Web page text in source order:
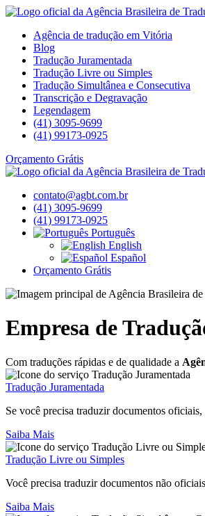
Agência de tradução em Vitória
Blog
Tradução Juramentada
Tradução Livre ou Simples
Tradução Simultânea e Consecutiva
Transcrição e Degravação
Legendagem
(41) 3095-9699
(41) 99173-0925
Orçamento Grátis
contato@agbt.com.br
(41) 3095-9699
(41) 99173-0925
Português
English
Español
Orçamento Grátis
Empresa de
Com traduções rápidas e de qualidade a
Tradução Juramentada
Se você precisa traduzir documentos
Saiba Mais
Tradução Livre ou Simples
Você precisa traduzir documentos não
Saiba Mais